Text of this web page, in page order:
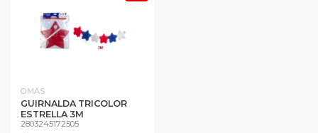
OMAS
GUIRNALDA TRICOLOR
ESTRELLA 3M
2803245172505